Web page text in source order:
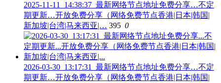
2025-11-11_14:38:37_最新网络节点地址免费分享…不定
期更新…开放免费分享（网络免费节点香港|日本|韩国|
新加坡|台湾|马来西亚|… 395 0
2026-03-30_13:17:31_最新网络节点地址免费分享…不定
期更新…开放免费分享（网络免费节点香港|日本|韩国|